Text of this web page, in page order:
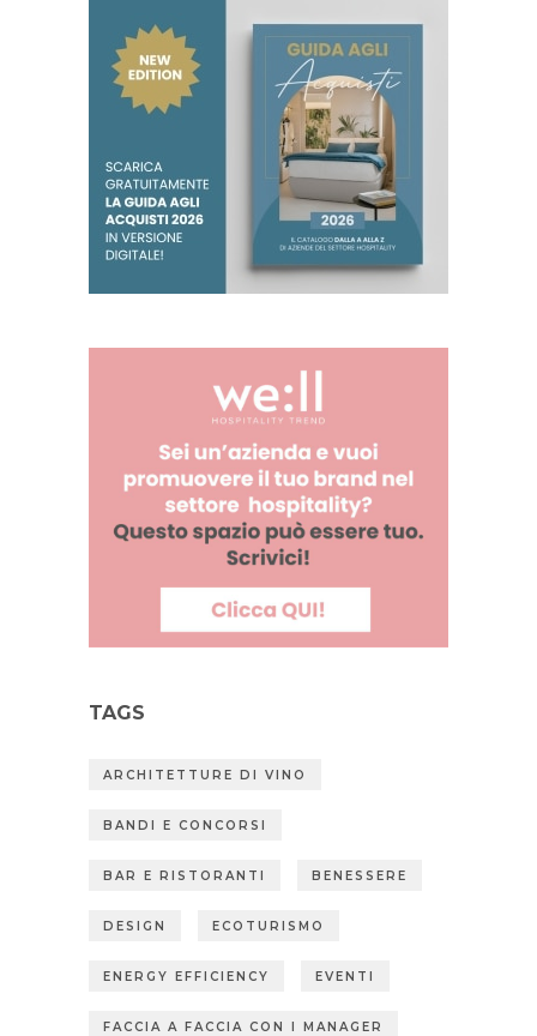
TAGS
ARCHITETTURE DI VINO
BANDI E CONCORSI
BAR E RISTORANTI BENESSERE
DESIGN ECOTURISMO
ENERGY EFFICIENCY EVENTI
FACCIA A FACCIA CON I MANAGER